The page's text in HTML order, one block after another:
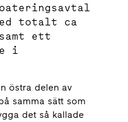
totalt ca
ett
i
östra delen av
samma sätt som
det så kallade